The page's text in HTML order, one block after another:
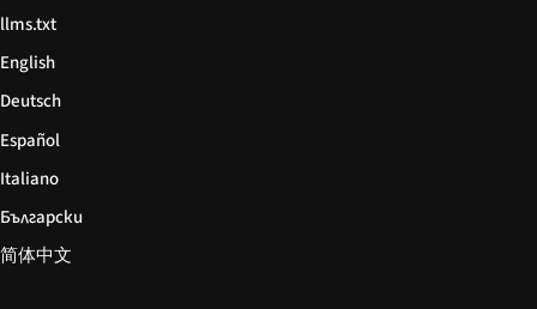
llms.txt
English
Deutsch
Español
Italiano
Български
简体中文